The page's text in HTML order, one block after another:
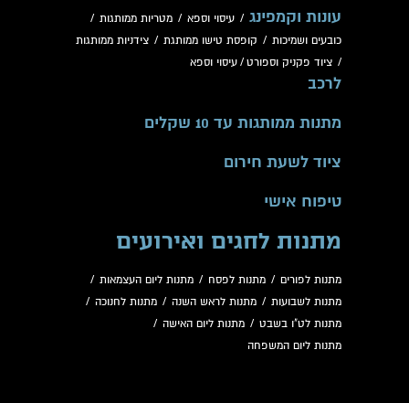
עונות וקמפינג / עיסוי וספא / מטריות ממותגות /
כובעים ושמיכות / קופסת טישו ממותגת / צידניות ממותגות
/ ציוד פקניק וספורט / עיסוי וספא
לרכב
מתנות ממותגות עד 10 שקלים
ציוד לשעת חירום
טיפוח אישי
מתנות לחגים ואירועים
מתנות לפורים / מתנות לפסח / מתנות ליום העצמאות /
מתנות לשבועות / מתנות לראש השנה / מתנות לחנוכה /
מתנות לט"ו בשבט / מתנות ליום האישה /
מתנות ליום המשפחה